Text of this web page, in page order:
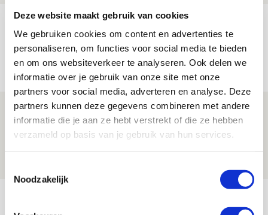
Deze website maakt gebruik van cookies
We gebruiken cookies om content en advertenties te
personaliseren, om functies voor social media te bieden
en om ons websiteverkeer te analyseren. Ook delen we
informatie over je gebruik van onze site met onze
partners voor social media, adverteren en analyse. Deze
partners kunnen deze gegevens combineren met andere
informatie die je aan ze hebt verstrekt of die ze hebben
verzameld op basis van je gebruik van hun services.
Noodzakelijk
Míchels elf: met welke formatie begin
jij aan nieuw eredivisieseizoen?
08 AUGUSTUS 2026 - 11:34
NIEUWS
Spelen bij Jong Ajax of Ajax 1? Dat
maakt Abdalla ‘geen reet’ uit